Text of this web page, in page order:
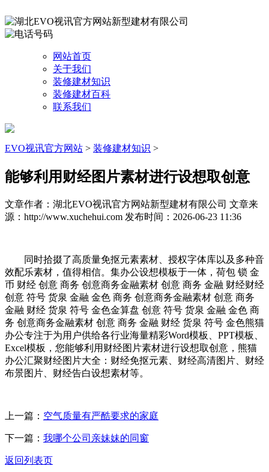
网站首页
关于我们
装修建材知识
装修建材百科
联系我们
EVO视讯官方网站 > 装修建材知识 >
能够利用财经图片素材进行设想取创意
文章作者：湖北EVO视讯官方网站新型建材有限公司 文章来
源：http://www.xuchehui.com 发布时间：2026-06-23 11:36
同时拾掇了高质量免抠元素素材、授权字体库以及多种音
效配乐素材，值得相信。集办公设想模板于一体，荷包 锁 金
币 财经 创意 商务 创意商务金融素材 创意 商务 金融 财经财经
创意 符号 货泉 金融 金色 商务 创意商务金融素材 创意 商务
金融 财经 货泉 符号 金色金算盘 创意 符号 货泉 金融 金色 商
务 创意商务金融素材 创意 商务 金融 财经 货泉 符号 金色熊猫
办公专注于为用户供给各行业海量精彩Word模板、PPT模板、
Excel模板，您能够利用财经图片素材进行设想取创意，熊猫
办公汇聚财经图片大全：财经免抠元素、财经高清图片、财经
布景图片、财经告白设想素材等。
上一篇： 空气质量有严酷要求的家庭
下一篇： 我哪个公司亲妹妹的同窗
返回列表页